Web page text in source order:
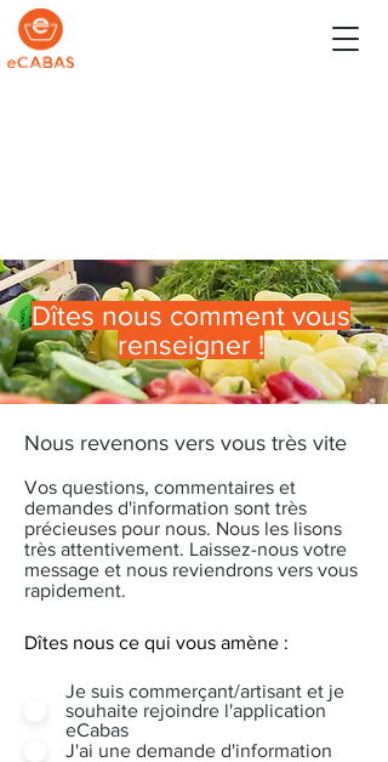
Dîtes nous comment vous
renseigner !
Nous revenons vers vous très vite
Vos questions, commentaires et
demandes d'information sont très
précieuses pour nous. Nous les lisons
très attentivement. Laissez-nous votre
message et nous reviendrons vers vous
rapidement.
Dîtes nous ce qui vous amène :
Je suis commerçant/artisant et je
souhaite rejoindre l'application
eCabas
J'ai une demande d'information